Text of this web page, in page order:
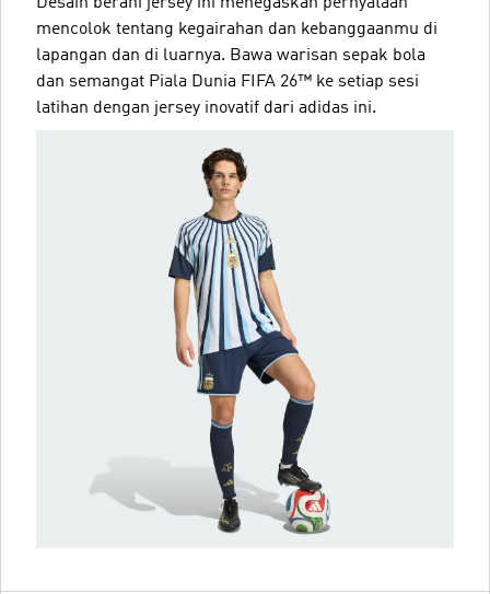
mencolok tentang kegairahan dan kebanggaanmu di
lapangan dan di luarnya. Bawa warisan sepak bola
dan semangat Piala Dunia FIFA 26™ ke setiap sesi
latihan dengan jersey inovatif dari adidas ini.